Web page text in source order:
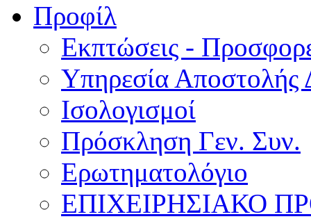
Προφίλ
Εκπτώσεις -
Υπηρεσία Αποστολής
Ισολογισμοί
Πρόσκληση Γεν. Συν.
Ερωτηματολόγιο
ΕΠΙΧΕΙΡΗΣΙΑΚΟ